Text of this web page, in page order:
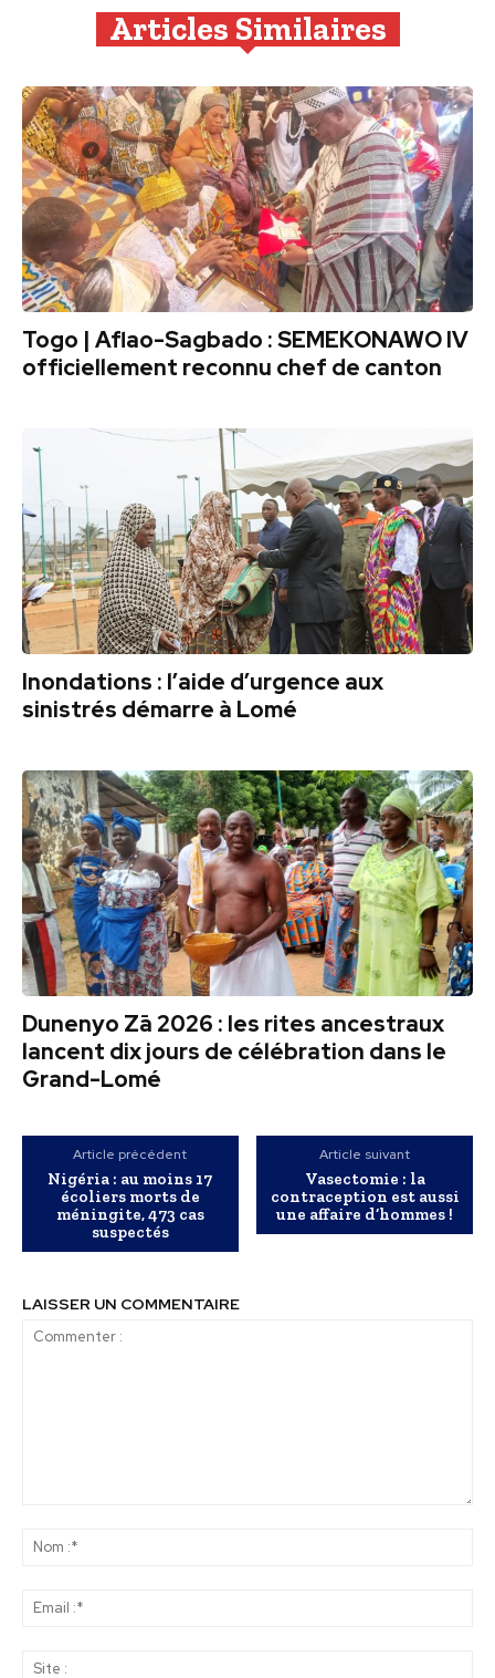
Articles Similaires
Togo | Aflao-Sagbado : SEMEKONAWO IV
officiellement reconnu chef de canton
Inondations : l’aide d’urgence aux
sinistrés démarre à Lomé
Dunenyo Zā 2026 : les rites ancestraux
lancent dix jours de célébration dans le
Grand-Lomé
Article précédent
Nigéria : au moins 17
écoliers morts de
méningite, 473 cas
suspectés
Article suivant
Vasectomie : la
contraception est aussi
une affaire d’hommes !
LAISSER UN COMMENTAIRE